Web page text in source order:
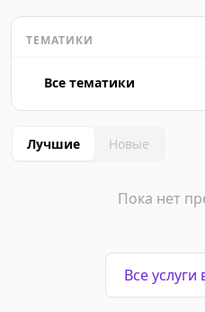
ТЕМАТИКИ
Все тематики
Лучшие Новые
Пока нет
Все